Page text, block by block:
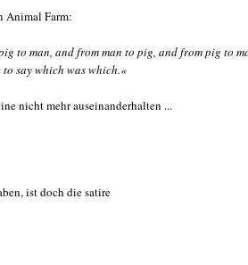
Animal Farm:
to man, and from man to pig, and from pig to
say which was which.«
nicht mehr auseinanderhalten ...
ist doch die satire